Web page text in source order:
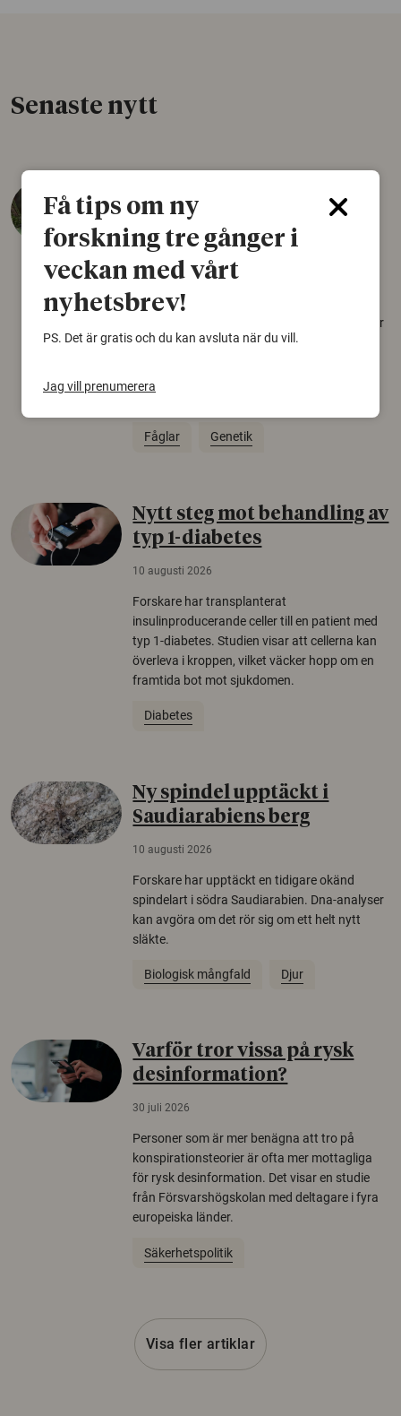
Senaste nytt
flyttfåglars omvägar till
Afrika
10 augusti 2026
En svartvit flugsnappare från Sibirien flyger
över 4 500 kilometer längre än nödvändigt för
att nå sitt övervintringsområde i Afrika.
instruktioner som fåglarna bär med sig från
Fåglar Genetik
Nytt steg mot behandling av
typ 1-diabetes
10 augusti 2026
Forskare har transplanterat
insulinproducerande celler till en patient med
typ 1-diabetes. Studien visar att cellerna kan
överleva i kroppen, vilket väcker hopp om en
framtida bot mot sjukdomen.
Diabetes
Ny spindel upptäckt i
Saudiarabiens berg
10 augusti 2026
Forskare har upptäckt en tidigare okänd
spindelart i södra Saudiarabien. Dna-analyser
kan avgöra om det rör sig om ett helt nytt
släkte.
Biologisk mångfald Djur
Varför tror vissa på rysk
desinformation?
30 juli 2026
Personer som är mer benägna att tro på
konspirationsteorier är ofta mer mottagliga
för rysk desinformation. Det visar en studie
från Försvarshögskolan med deltagare i fyra
europeiska länder.
Säkerhetspolitik
Visa fler artiklar
Få tips om ny
forskning tre gånger i
veckan med vårt
nyhetsbrev!
PS. Det är gratis och du kan avsluta när du vill.
Jag vill prenumerera